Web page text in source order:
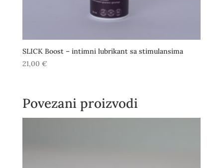
SLICK Boost – intimni lubrikant sa stimulansima
21,00 €
Povezani proizvodi